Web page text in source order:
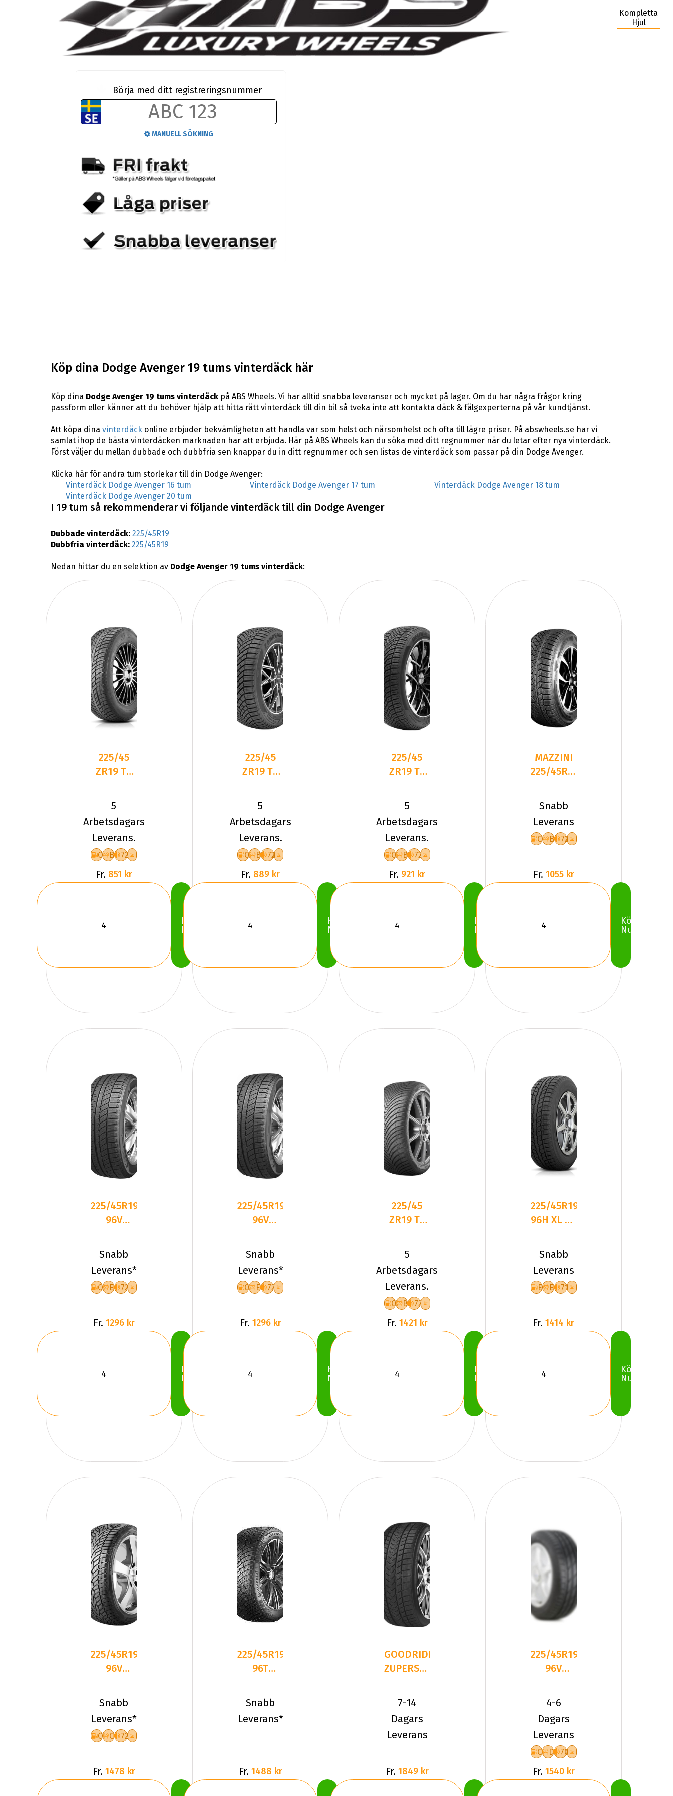
Kompletta
Hjul
Börja med ditt registreringsnummer
MANUELL SÖKNING
Köp dina Dodge Avenger 19 tums vinterdäck här
Köp dina Dodge Avenger 19 tums vinterdäckpå ABS Wheels. Vi har alltid snabba leveranser och mycket på lager. Om du har några frågor kring
passform eller känner att du behöver hjälp att hitta rätt vinterdäck till din bil så tveka inte att kontakta däck & fälgexperterna på vår kundtjänst.
Att köpa dina vinterdäckonline erbjuder bekvämligheten att handla var som helst och närsomhelst och ofta till lägre priser. På abswheels.se har vi
samlat ihop de bästa vinterdäcken marknaden har att erbjuda. Här på ABS Wheels kan du söka med ditt regnummer när du letar efter nya vinterdäck.
Först väljer du mellan dubbade och dubbfria sen knappar du in ditt regnummer och sen listas de vinterdäck som passar på din Dodge Avenger.
Klicka här för andra tum storlekar till din Dodge Avenger:
Vinterdäck Dodge Avenger 16 tum
Vinterdäck Dodge Avenger 17 tum
Vinterdäck Dodge Avenger 18 tum
Vinterdäck Dodge Avenger 20 tum
I 19 tum så rekommenderar vi följande vinterdäck till din Dodge Avenger
Dubbade vinterdäck: 225/45R19
Dubbfria vinterdäck: 225/45R19
Nedan hittar du en selektion av Dodge Avenger 19 tums vinterdäck:
225/45
ZR19 TL
ROADHOG
RGAS02
XL
5
Arbetsdagars
Leverans.
C B 72
Fr. 851 kr
Köp
Nu
225/45
ZR19 TL
LANDSAIL
4-
SEASONS
3 XL
5
Arbetsdagars
Leverans.
C B 72
Fr. 889 kr
Köp
Nu
225/45
ZR19 TL
DELINTE
AW6 XL
5
Arbetsdagars
Leverans.
C B 72
Fr. 921 kr
Köp
Nu
MAZZINI
225/45R19
SNOW
LEOPARD
2
Snabb
Leverans
C B 72
Fr. 1055 kr
Köp
Nu
225/45R19
96V
BLAZER
Arctic
Snabb
Leverans*
C E 72
Fr. 1296 kr
Köp
Nu
225/45R19
96V
BLAZER
Arctic
Snabb
Leverans*
C E 72
Fr. 1296 kr
Köp
Nu
225/45
ZR19 TL
KUMHO
SOLUS 4S
HA32 XL
5
Arbetsdagars
Leverans.
C B 72
Fr. 1421 kr
Köp
Nu
225/45R19
96H XL FR
OBSERVE
GSI-6
Snabb
Leverans
E E 71
Fr. 1414 kr
Köp
Nu
225/45R19
96V
SV-3 XL
Friktion
2024
Snabb
Leverans*
C C 72
Fr. 1478 kr
225/45R19
96T
IceContact
3
Snabb
Leverans*
Fr. 1488 kr
GOODRIDE
ZUPERSNOW
225/45R19
96 V XL
7-14
Dagars
Leverans
Fr. 1849 kr
225/45R19
96V
IceMaster
I XL Fr
4-6
Dagars
Leverans
C D 70
Fr. 1540 kr